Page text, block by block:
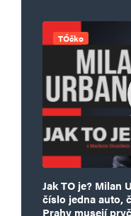
TÓčko
Jak TO je? Milan
číslo jedna auto,
Prahy musejí pryč